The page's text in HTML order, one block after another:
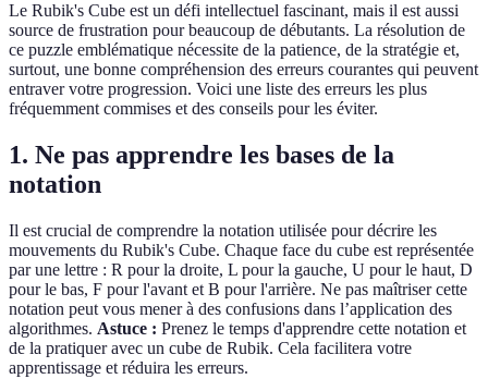
Le Rubik's Cube est un défi intellectuel fascinant, mais il est aussi
source de frustration pour beaucoup de débutants. La résolution de
ce puzzle emblématique nécessite de la patience, de la stratégie et,
surtout, une bonne compréhension des erreurs courantes qui peuvent
entraver votre progression. Voici une liste des erreurs les plus
fréquemment commises et des conseils pour les éviter.
1. Ne pas apprendre les bases de la
notation
Il est crucial de comprendre la notation utilisée pour décrire les
mouvements du Rubik's Cube. Chaque face du cube est représentée
par une lettre : R pour la droite, L pour la gauche, U pour le haut, D
pour le bas, F pour l'avant et B pour l'arrière. Ne pas maîtriser cette
notation peut vous mener à des confusions dans l’application des
algorithmes. Astuce : Prenez le temps d'apprendre cette notation et
de la pratiquer avec un cube de Rubik. Cela facilitera votre
apprentissage et réduira les erreurs.